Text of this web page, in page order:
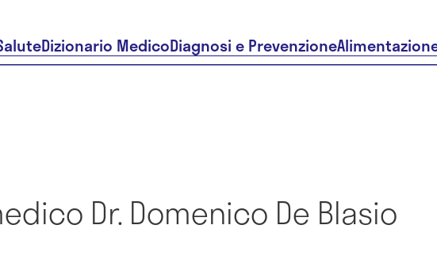
Dizionario MedicoDiagnosi e Prevenzione
Dr. Domenico De Blasio